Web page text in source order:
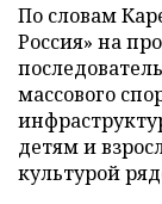
По словам
Россия» на
массового
детям и
культурой